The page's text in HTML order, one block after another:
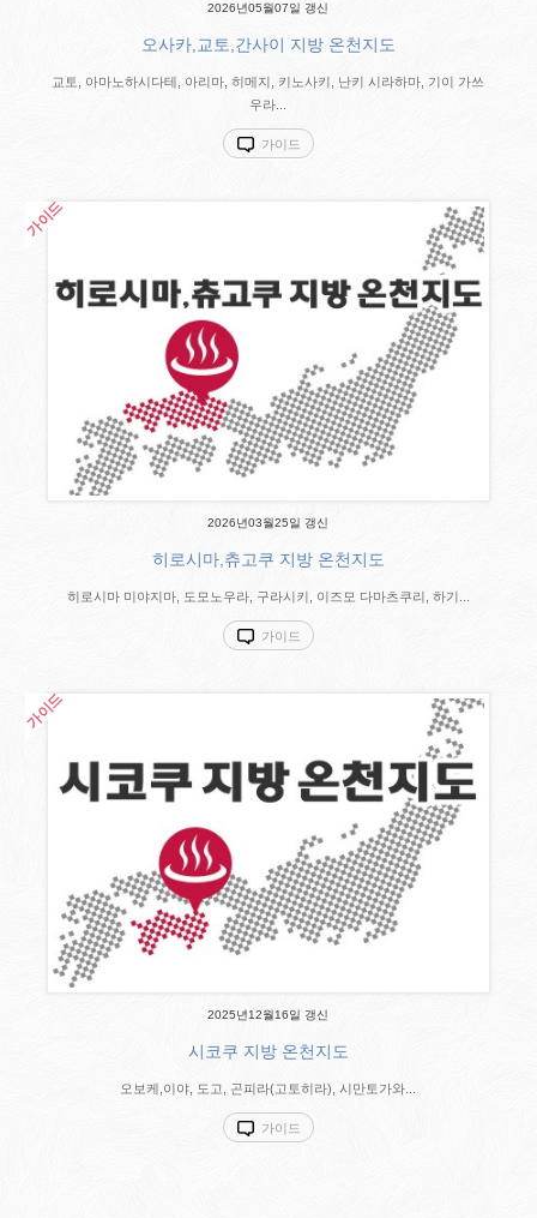
2026년05월07일 갱신
오사카,교토,간사이 지방 온천지도
교토, 아마노하시다테, 아리마, 히메지, 키노사키, 난키 시라하마, 기이 가쓰
우라...
가이드
2026년03월25일 갱신
히로시마,츄고쿠 지방 온천지도
히로시마 미야지마, 도모노우라, 구라시키, 이즈모 다마츠쿠리, 하기...
가이드
2025년12월16일 갱신
시코쿠 지방 온천지도
오보케,이야, 도고, 곤피라(고토히라), 시만토가와...
가이드